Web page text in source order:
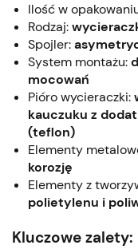
Ilość w
Rodzaj:
Spojler:
System montażu:
mocowań
Pióro wycieraczki:
kauczuku z
(teflon)
Elementy
korozję
Elementy z
polietylenu i
Kluczowe zalety: